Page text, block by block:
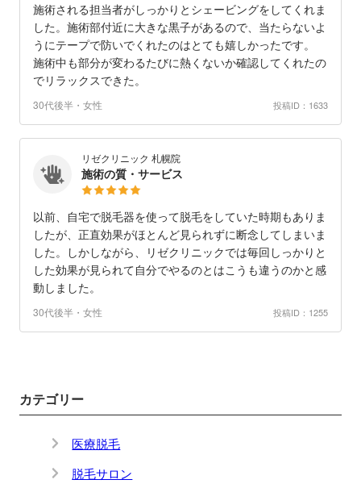
施術される担当者がしっかりとシェービングをしてくれま
した。施術部付近に大きな黒子があるので、当たらないよ
うにテープで防いでくれたのはとても嬉しかったです。
施術中も部分が変わるたびに熱くないか確認してくれたの
でリラックスできた。
30代後半・女性 投稿ID：1633
リゼクリニック 札幌院
施術の質・サービス
以前、自宅で脱毛器を使って脱毛をしていた時期もありま
したが、正直効果がほとんど見られずに断念してしまいま
した。しかしながら、リゼクリニックでは毎回しっかりと
した効果が見られて自分でやるのとはこうも違うのかと感
動しました。
30代後半・女性 投稿ID：1255
カテゴリー
医療脱毛
脱毛サロン